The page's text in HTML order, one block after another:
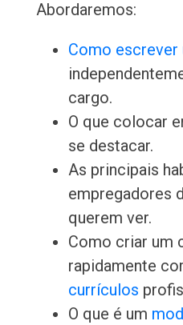
Abordaremos:
Como
cargo.
O que colocar
se destacar.
As principais
empregadores
querem ver.
Como criar um
rapidamente
currículos
O que é um